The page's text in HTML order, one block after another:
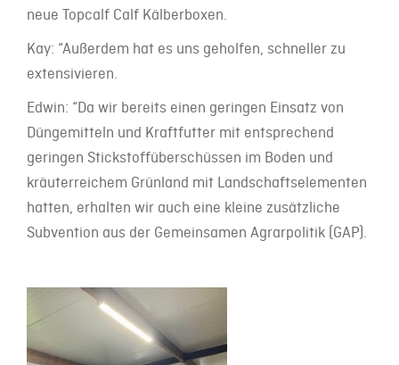
neue Topcalf Calf Kälberboxen.
Kay: “Außerdem hat es uns geholfen, schneller zu
extensivieren.
Edwin: “Da wir bereits einen geringen Einsatz von
Düngemitteln und Kraftfutter mit entsprechend
geringen Stickstoffüberschüssen im Boden und
kräuterreichem Grünland mit Landschaftselementen
hatten, erhalten wir auch eine kleine zusätzliche
Subvention aus der Gemeinsamen Agrarpolitik (GAP).